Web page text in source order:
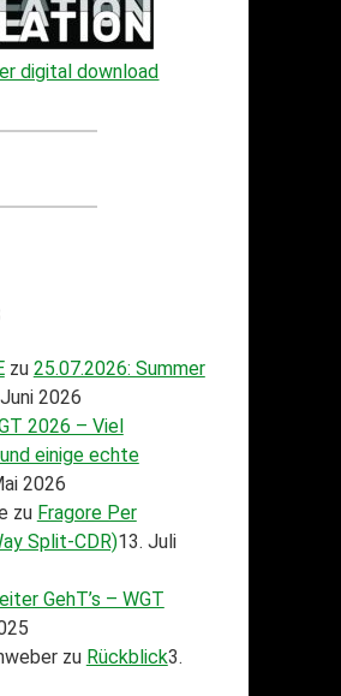
digital download
zu 25.07.2026: Summer
2026
2026 – Viel
einige echte
2026
zu Fragore Per
Split-CDR)13. Juli
GehT’s – WGT
zu Rückblick3.